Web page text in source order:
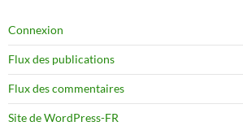
Connexion
Flux des publications
Flux des commentaires
Site de WordPress-FR